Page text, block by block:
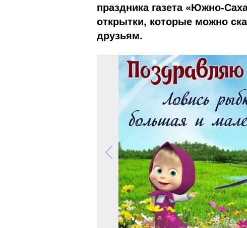
праздника газета «Южно-
открытки, которые можно
друзьям.